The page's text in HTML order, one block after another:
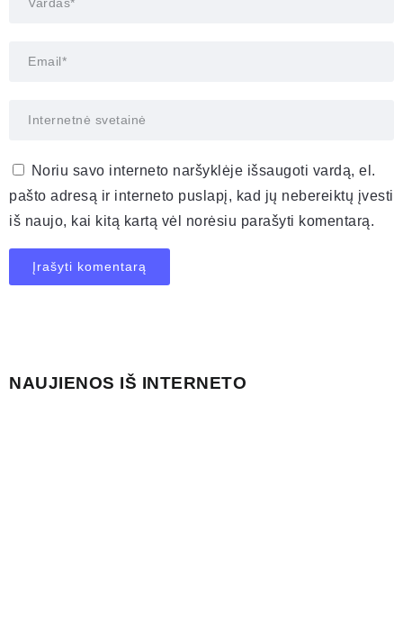
Noriu savo interneto naršyklėje išsaugoti vardą, el.
pašto adresą ir interneto puslapį, kad jų nebereiktų įvesti
iš naujo, kai kitą kartą vėl norėsiu parašyti komentarą.
NAUJIENOS IŠ INTERNETO